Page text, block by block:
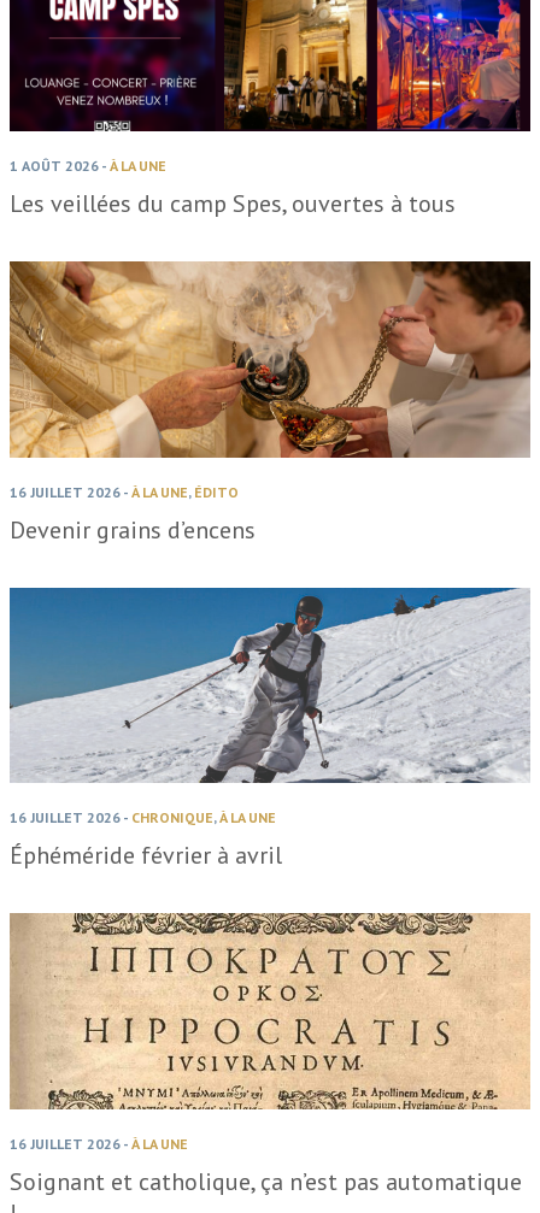
1 AOÛT 2026 - À LA UNE
Les veillées du camp Spes, ouvertes à tous
16 JUILLET 2026 - À LA UNE, ÉDITO
Devenir grains d’encens
16 JUILLET 2026 - CHRONIQUE,À LA UNE
Éphéméride février à avril
16 JUILLET 2026 - À LA UNE
Soignant et catholique, ça n’est pas automatique